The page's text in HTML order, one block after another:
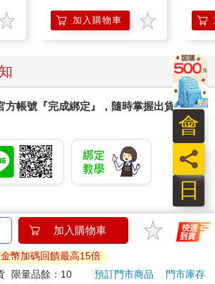
加入購物車
方帳號『完成綁定』，隨時掌握出貨動
請您操作ATM! 如接獲電話要求您前往
聽從指示，以免受騙上當！
加入購物車
幣加碼回饋最高15倍
限量品餘：10 預訂門市商品
門市庫存
日
員
會